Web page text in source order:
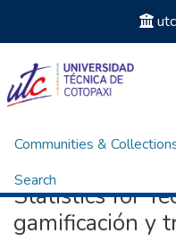
Communities &
Search
Home Statistics
Statistics for
gamificación y